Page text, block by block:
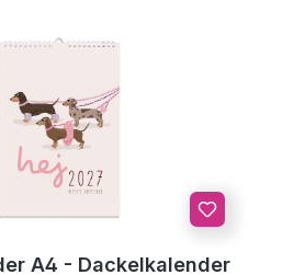
A4 - Dackelkalender